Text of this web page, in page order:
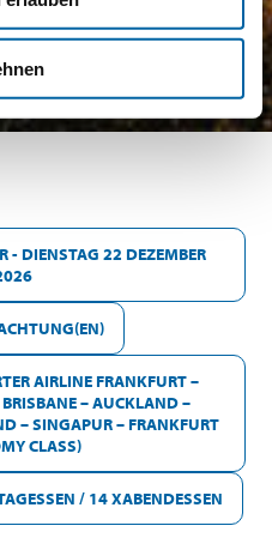
- DIENSTAG 22 DEZEMBER
AIRLINE FRANKFURT –
– AUCKLAND –
– SINGAPUR – FRANKFURT
CLASS)
/ 14 XABENDESSEN